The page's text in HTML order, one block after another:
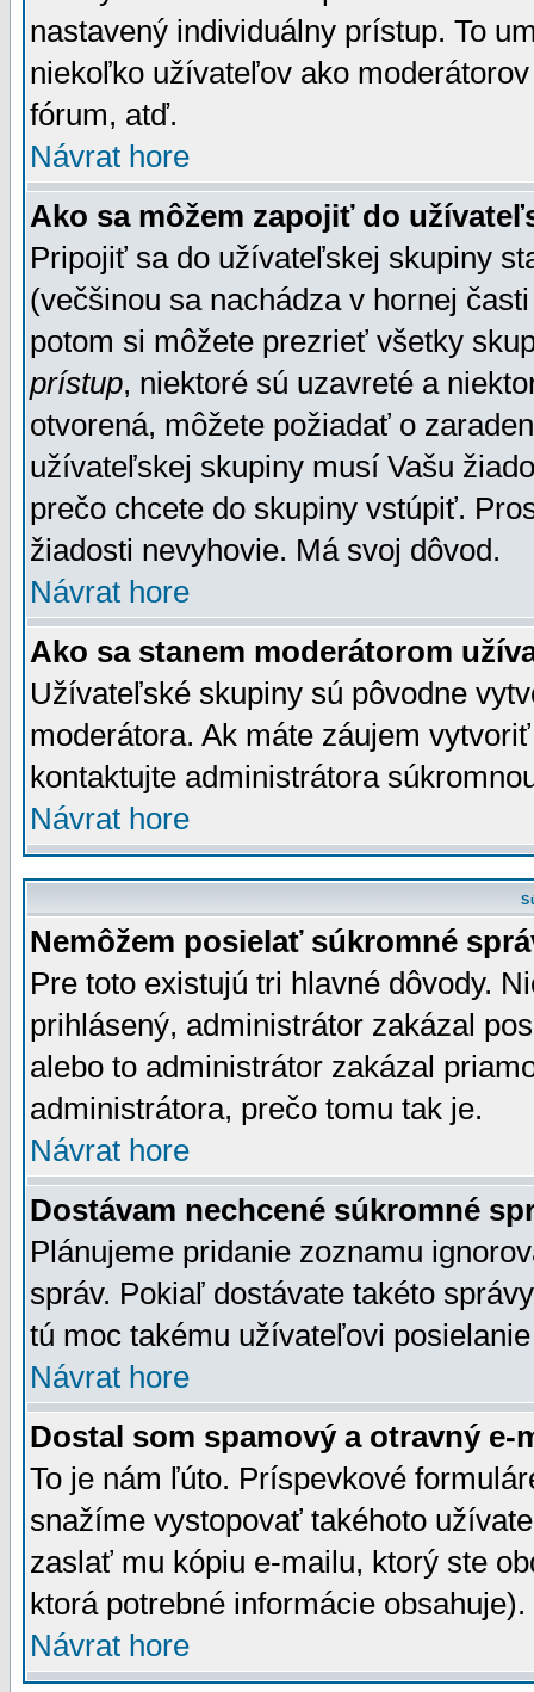
nastavený individuálny prístup. To
niekoľko užívateľov ako
fórum, atď.
Návrat hore
Ako sa môžem zapojiť do
Pripojiť sa do užívateľskej skupiny
(večšinou sa nachádza v hornej
potom si môžete prezrieť všetky
prístup, niektoré sú uzavreté a
otvorená, môžete požiadať o
užívateľskej skupiny musí Vašu
prečo chcete do skupiny vstúpiť.
žiadosti nevyhovie. Má svoj dôvod.
Návrat hore
Ako sa stanem moderátorom
Užívateľské skupiny sú pôvodne
moderátora. Ak máte záujem
kontaktujte administrátora
Návrat hore
Nemôžem posielať súkromné
Pre toto existujú tri hlavné dôvody.
prihlásený, administrátor zakázal
alebo to administrátor zakázal
administrátora, prečo tomu tak je.
Návrat hore
Dostávam nechcené súkromné
Plánujeme pridanie zoznamu
správ. Pokiaľ dostávate takéto
tú moc takému užívateľovi
Návrat hore
Dostal som spamový a otravný e-
To je nám ľúto. Príspevkové
snažíme vystopovať takéhoto
zaslať mu kópiu e-mailu, ktorý ste
ktorá potrebné informácie
Návrat hore